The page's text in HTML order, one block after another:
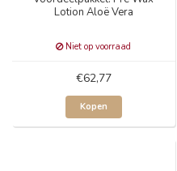
Lotion Aloë Vera
Niet op voorraad
€62,77
Kopen